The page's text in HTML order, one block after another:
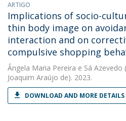
ARTIGO
Implications of socio-
thin body image on
interaction and on
compulsive shopping
Ângela Maria Pereira e Sá Azevedo
Joaquim Araújo de). 2023.
DOWNLOAD AND MORE DETAILS